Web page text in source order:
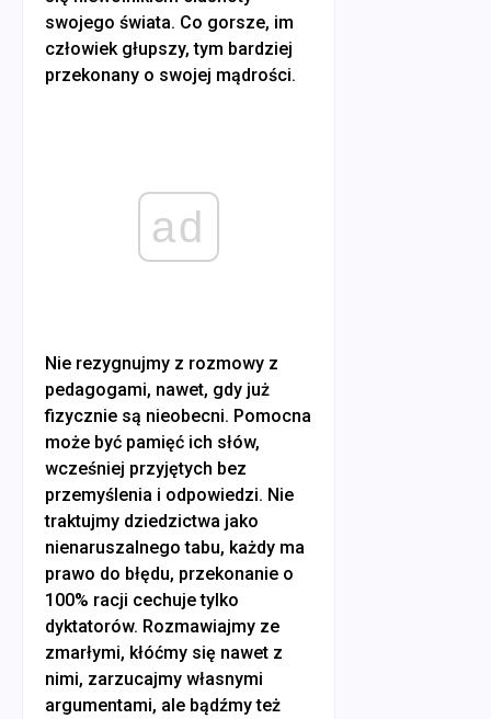
swojego świata. Co gorsze, im
człowiek głupszy, tym bardziej
przekonany o swojej mądrości.
ad
Nie rezygnujmy z rozmowy z
pedagogami, nawet, gdy już
fizycznie są nieobecni. Pomocna
może być pamięć ich słów,
wcześniej przyjętych bez
przemyślenia i odpowiedzi. Nie
traktujmy dziedzictwa jako
nienaruszalnego tabu, każdy ma
prawo do błędu, przekonanie o
100% racji cechuje tylko
dyktatorów. Rozmawiajmy ze
zmarłymi, kłóćmy się nawet z
nimi, zarzucajmy własnymi
argumentami, ale bądźmy też